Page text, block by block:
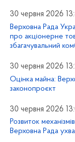
30 червня 2026
Верховна Рада
про акціонерне
збагачувальний
30 червня 2026
Оцінка майна:
законопроєкт
30 червня 2026
Розвиток
Верховна Рада